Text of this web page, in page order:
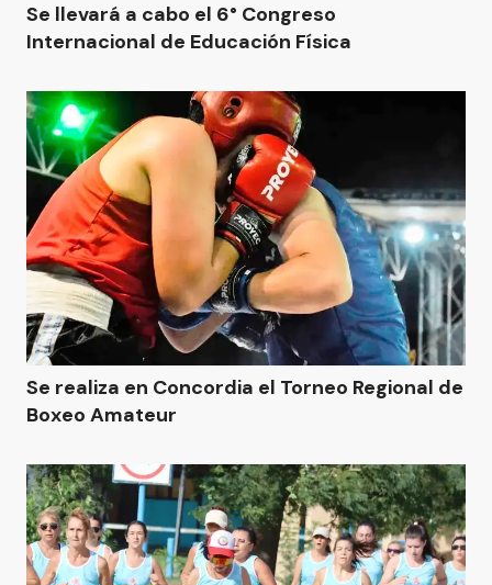
Se llevará a cabo el 6° Congreso
Internacional de Educación Física
Se realiza en Concordia el Torneo Regional de
Boxeo Amateur